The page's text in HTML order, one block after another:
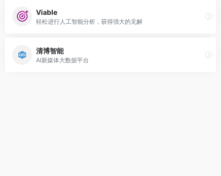
Viable
轻松进行人工智能分析，获得强大的见解
清博智能
AI新媒体大数据平台